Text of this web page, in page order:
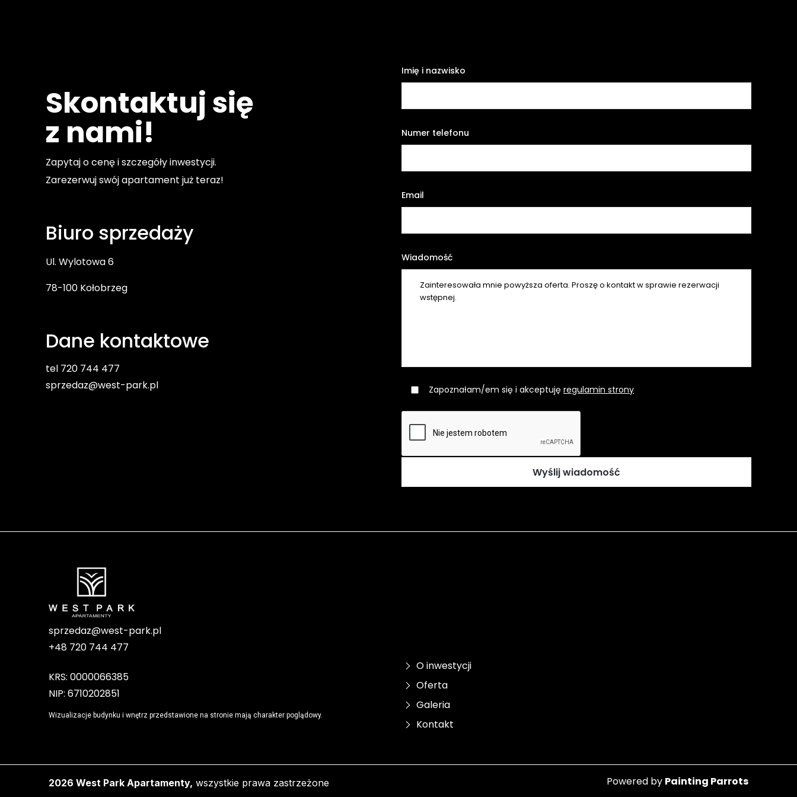
Skontaktuj się
z nami!
Zapytaj o cenę i szczegóły inwestycji.
Zarezerwuj swój apartament już teraz!
Biuro sprzedaży
Ul. Wylotowa 6
78-100 Kołobrzeg
Dane kontaktowe
tel 720 744 477
sprzedaz@west-park.pl
Imię i nazwisko
Numer telefonu
Email
Wiadomość
Zapoznałam/em się i akceptuję regulamin strony
sprzedaz@west-park.pl
+48 720 744 477
KRS: 0000066385
NIP: 6710202851
Wizualizacje budynku i wnętrz przedstawione na stronie mają charakter poglądowy.
O inwestycji
Oferta
Galeria
Kontakt
2026 West Park Apartamenty, wszystkie prawa zastrzeżone Powered by Painting Parrots